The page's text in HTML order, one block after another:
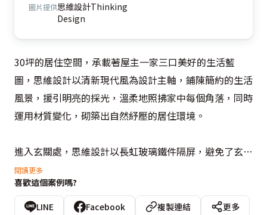
圖片提供思維設計Thinking
Design
30坪的居住空間，承載著屋主一家三口美好的生活藍
圖，思維設計以清新現代風為設計主軸，鋪陳簡約的生活
風景，援引明亮的採光，溫柔地照拂家中每個角落，同時
運用材質變化，砌築出自然紓壓的居住環境。
進入玄關處，思維設計以長虹玻璃鐵件隔屏，避免了玄關
開門見餐廚吧檯的疑慮，同時也營造敞亮的穿透視感。再
來，陳詩涵設計師梳理屋主對於生活空間配置與收納的需
求，微調原有3房2廳的格局，以白色作為主牆色調，並
閱讀更多
喜歡這個案例嗎?
LINE Facebook 複製連結
更多